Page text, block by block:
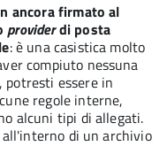
ancora firmato al
providerdi posta
: è una casistica molto
compiuto nessuna
potresti essere in
regole interne,
alcuni tipi di allegati.
di un archivio